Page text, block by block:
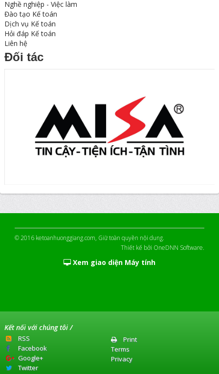
Nghề nghiệp - Việc làm
Đào tạo Kế toán
Dịch vụ Kế toán
Hỏi đáp Kế toán
Liên hệ
Đối tác
© 2016 ketoanhuonggiang.com, Giữ toàn quyền nội dung.
Thiết kế bởi OneDNN Software.
Xem giao diện Máy tính
Kết nối với chúng tôi /
RSS
Facebook
Google+
Twitter
Print
Terms
Privacy